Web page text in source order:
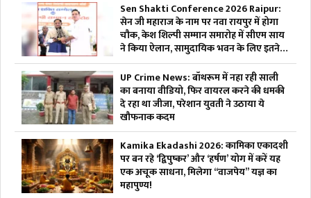
Sen Shakti Conference 2026 Raipur:
सेन जी महाराज के नाम पर नवा रायपुर में होगा
चौक, केश शिल्पी सम्मान समारोह में सीएम साय
ने किया ऐलान, सामुदायिक भवन के लिए इतने
लाख रुपए देगी सरकार
UP Crime News: बॉथरूम में नहा रही साली
का बनाया वीडियो, फिर वायरल करने की धमकी
दे रहा था जीजा, परेशान युवती ने उठाया ये
खौफनाक कदम
Kamika Ekadashi 2026: कामिका एकादशी
पर बन रहे ‘द्विपुष्कर’ और ‘हर्षण’ योग में करें यह
एक अचूक साधना, मिलेगा “वाजपेय” यज्ञ का
महापुण्य!